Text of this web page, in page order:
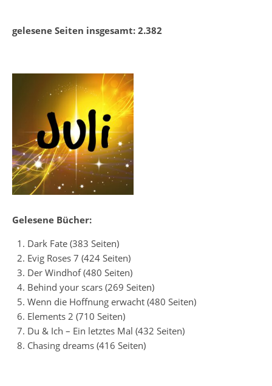
gelesene Seiten insgesamt: 2.382
Gelesene Bücher:
Dark Fate (383 Seiten)
Evig Roses 7 (424 Seiten)
Der Windhof (480 Seiten)
Behind your scars (269 Seiten)
Wenn die Hoffnung erwacht (480 Seiten)
Elements 2 (710 Seiten)
Du & Ich – Ein letztes Mal (432 Seiten)
Chasing dreams (416 Seiten)